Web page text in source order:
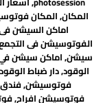
24
25
31
1
المكان,المكان
اماكن السيشن
الفوتوسيشن فى
سيشن,اماكن سيشن
الوقود,دار ضباط
فوتوسيشن,
فوتوسيشن افراح,